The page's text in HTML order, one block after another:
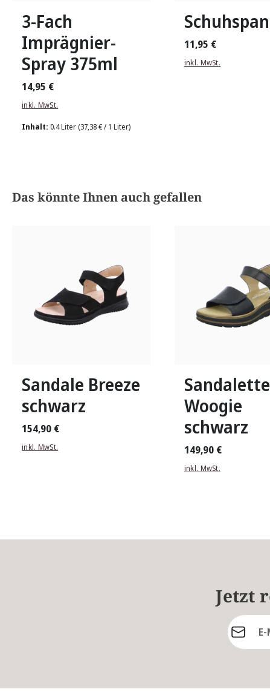
3-Fach
Imprägnier-
Spray 375ml
Inhalt: 0.4 Liter (37,38 € / 1 Liter)
14,95 €
inkl. MwSt.
11,95 €
inkl. MwSt.
Produktgalerie überspringen
Das könnte Ihnen auch gefallen
Sandale Breeze
schwarz
154,90 €
inkl. MwSt.
Sandalette
Woogie
schwarz
149,90 €
inkl. MwSt.
Jetzt
E-Mail-